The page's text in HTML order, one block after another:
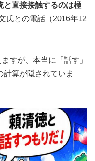
と直接接触するのは極
氏との電話（2016年12
すが、本当に「話す」
算が隠されていま